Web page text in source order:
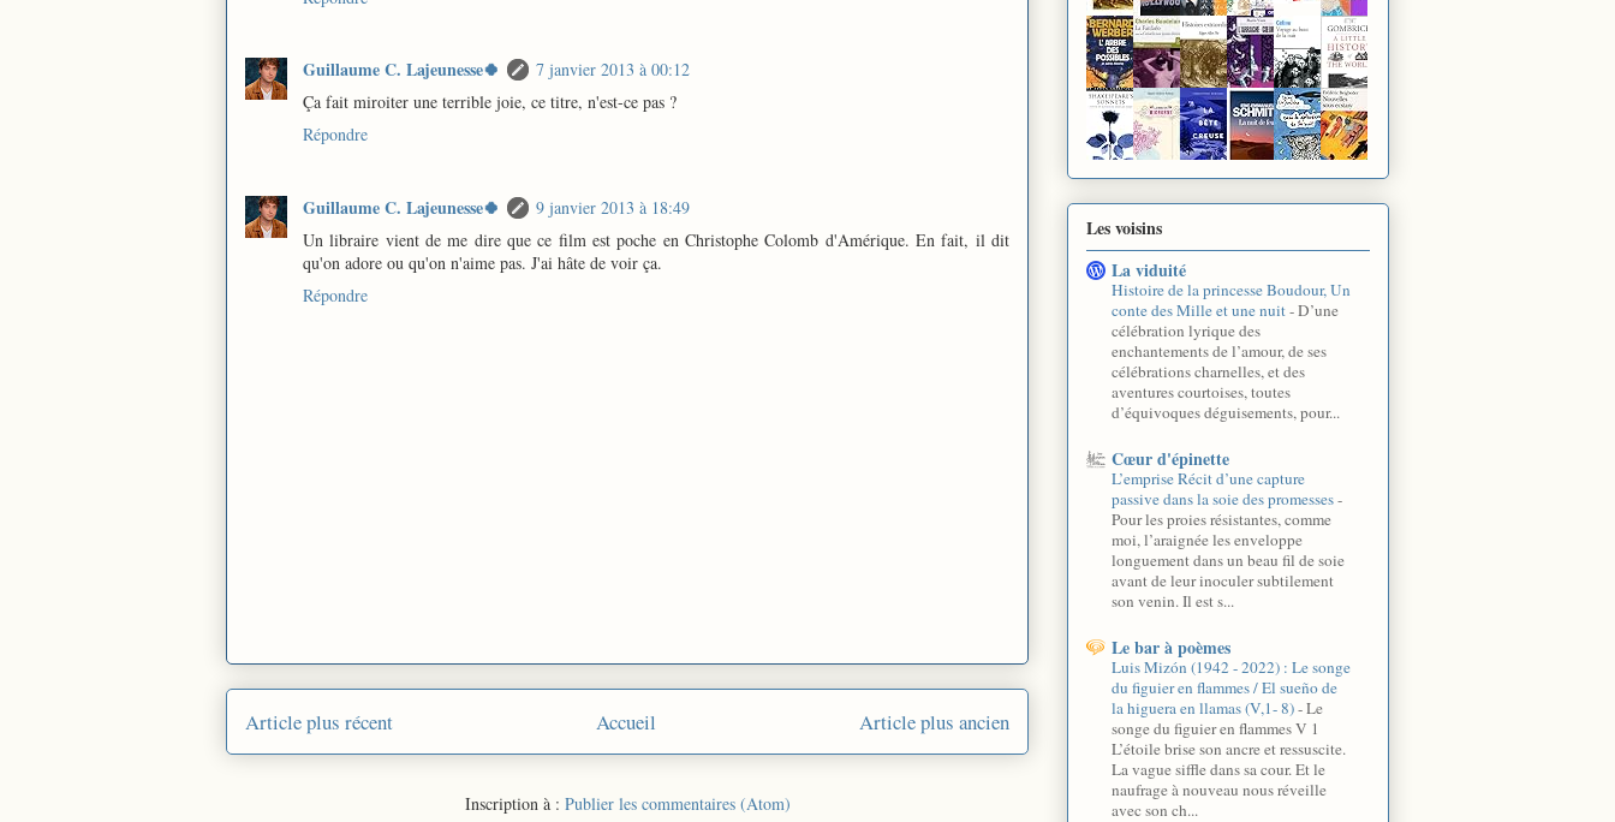
Guillaume C. Lajeunesse🍀
7 janvier 2013 à 00:12
Ça fait miroiter une terrible joie, ce titre, n'est-ce pas ?
Répondre
Guillaume C. Lajeunesse🍀
9 janvier 2013 à 18:49
Un libraire vient de me dire que ce film est poche en Christophe Colomb d'Amérique. En fait, il dit
qu'on adore ou qu'on n'aime pas. J'ai hâte de voir ça.
Répondre
Article plus récent Article plus ancien
Accueil
Inscription à : Publier les commentaires (Atom)
Les voisins
La viduité
Histoire de la princesse Boudour, Un
conte des Mille et une nuit-D’une
célébration lyrique des
enchantements de l’amour, de ses
célébrations charnelles, et des
aventures courtoises, toutes
d’équivoques déguisements, pour...
Cœur d'épinette
L’emprise Récit d’une capture
passive dans la soie des promesses-
Pour les proies résistantes, comme
moi, l’araignée les enveloppe
longuement dans un beau fil de soie
avant de leur inoculer subtilement
son venin. Il est s...
Le bar à poèmes
Luis Mizón (1942 - 2022) : Le songe
du figuier en flammes / El sueño de
la higuera en llamas (V,1- 8)-Le
songe du figuier en flammes V 1
L’étoile brise son ancre et ressuscite.
La vague siffle dans sa cour. Et le
naufrage à nouveau nous réveille
avec son ch...